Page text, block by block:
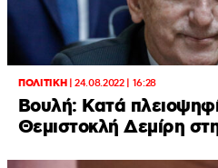
ΠΟΛΙΤΙΚΗ|24.08.2022 | 16:28
Βουλή: Κατά
Θεμιστοκλή Δεμίρη